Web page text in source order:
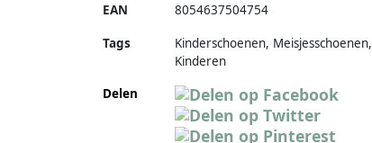
EAN 8054637504754
Tags
Kinderschoenen, Meisjesschoenen,
Kinderen
Delen